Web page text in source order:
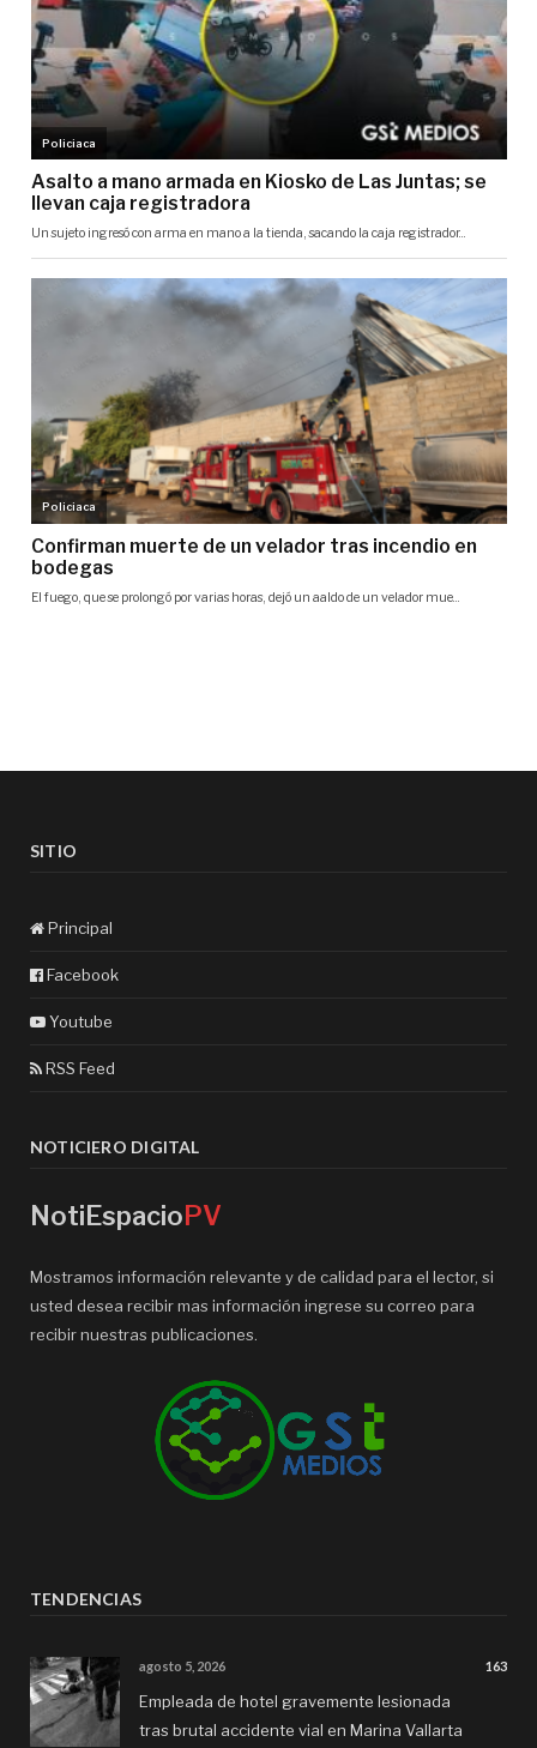
SITIO
Principal
Facebook
Youtube
RSS Feed
NOTICIERO DIGITAL
NotiEspacioPV
Mostramos información relevante y de calidad para el lector, si
usted desea recibir mas información ingrese su correo para
recibir nuestras publicaciones.
TENDENCIAS
agosto 5, 2026 163
Empleada de hotel gravemente lesionada
tras brutal accidente vial en Marina Vallarta